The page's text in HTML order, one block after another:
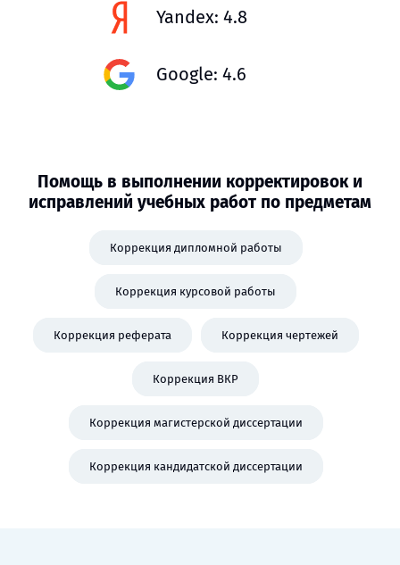
Yandex: 4.8
Google: 4.6
Помощь в выполнении корректировок и
исправлений учебных работ по предметам
Коррекция дипломной работы
Коррекция курсовой работы
Коррекция реферата Коррекция чертежей
Коррекция ВКР
Коррекция магистерской диссертации
Коррекция кандидатской диссертации